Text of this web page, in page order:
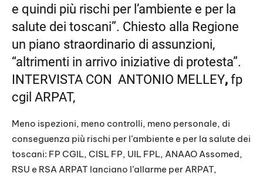
e quindi più rischi per l’ambiente e per la
salute dei toscani”. Chiesto alla Regione
un piano straordinario di assunzioni,
“altrimenti in arrivo iniziative di protesta”.
INTERVISTA CON ANTONIO MELLEY, fp
cgil ARPAT,
Meno ispezioni, meno controlli, meno personale, di
conseguenza più rischi per l’ambiente e per la salute dei
toscani: FP CGIL, CISL FP, UIL FPL, ANAAO Assomed,
RSU e RSA ARPAT lanciano l’allarme per ARPAT,